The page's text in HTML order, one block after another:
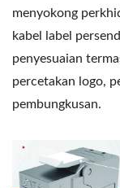
menyokong
kabel label
penyesuaian
percetakan logo,
pembungkusan.